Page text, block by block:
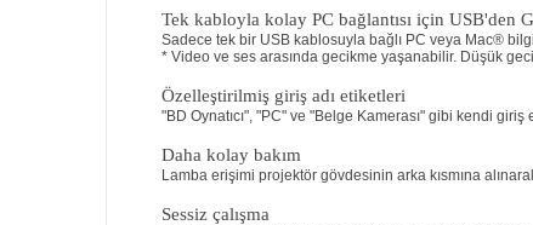
Tek kabloyla kolay PC bağlantısı için USB'den
Sadece tek bir USB kablosuyla bağlı PC veya Mac®
* Video ve ses arasında gecikme yaşanabilir. Düşük
Özelleştirilmiş giriş adı etiketleri
"BD Oynatıcı", "PC" ve "Belge Kamerası" gibi kendi
Daha kolay bakım
Lamba erişimi projektör gövdesinin arka kısmına
Sessiz çalışma